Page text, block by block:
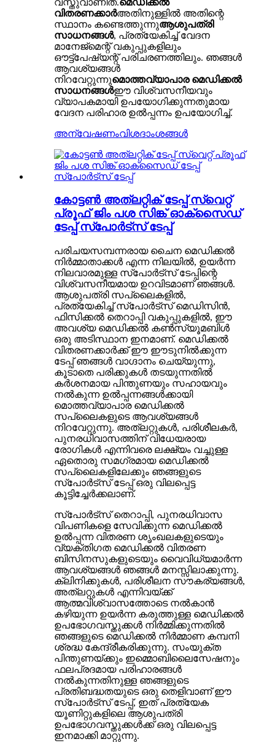
വിതരണക്കാർഅതിനുള്ളിൽ അതിന്റെ
സ്ഥാനം കണ്ടെത്തുന്നുആശുപത്രി
സാധനങ്ങൾ, പ്രത്യേകിച്ച് വേദന
മാനേജ്മെന്റ് വകുപ്പുകളിലും
ഔട്ട്പേഷ്യന്റ് പരിചരണത്തിലും. ഞങ്ങൾ
ആവശ്യങ്ങൾ
നിറവേറ്റുന്നുമൊത്തവ്യാപാര മെഡിക്കൽ
സാധനങ്ങൾഈ വിശ്വസനീയവും
വ്യാപകമായി ഉപയോഗിക്കുന്നതുമായ
വേദന പരിഹാര ഉൽപ്പന്നം ഉപയോഗിച്ച്.
അന്വേഷണംവിശദാംശങ്ങൾ
കോട്ടൺ അത്‌ലറ്റിക് ടേപ്പ് സ്വെറ്റ്
പ്രൂഫ് ജിം പശ സിങ്ക് ഓക്സൈഡ്
ടേപ്പ് സ്പോർട്സ് ടേപ്പ്
പരിചയസമ്പന്നരായ ചൈന മെഡിക്കൽ
നിർമ്മാതാക്കൾ എന്ന നിലയിൽ, ഉയർന്ന
നിലവാരമുള്ള സ്‌പോർട്‌സ് ടേപ്പിന്റെ
വിശ്വസനീയമായ ഉറവിടമാണ് ഞങ്ങൾ.
ആശുപത്രി സപ്ലൈകളിൽ,
പ്രത്യേകിച്ച് സ്‌പോർട്‌സ് മെഡിസിൻ,
ഫിസിക്കൽ തെറാപ്പി വകുപ്പുകളിൽ, ഈ
അവശ്യ മെഡിക്കൽ കൺസ്യൂമബിൾ
ഒരു അടിസ്ഥാന ഇനമാണ്. മെഡിക്കൽ
വിതരണക്കാർക്ക് ഈ ഈടുനിൽക്കുന്ന
ടേപ്പ് ഞങ്ങൾ വാഗ്ദാനം ചെയ്യുന്നു,
കൂടാതെ പരിക്കുകൾ തടയുന്നതിൽ
കർശനമായ പിന്തുണയും സഹായവും
നൽകുന്ന ഉൽപ്പന്നങ്ങൾക്കായി
മൊത്തവ്യാപാര മെഡിക്കൽ
സപ്ലൈകളുടെ ആവശ്യങ്ങൾ
നിറവേറ്റുന്നു. അത്‌ലറ്റുകൾ, പരിശീലകർ,
പുനരധിവാസത്തിന് വിധേയരായ
രോഗികൾ എന്നിവരെ ലക്ഷ്യം വച്ചുള്ള
ഏതൊരു സമഗ്രമായ മെഡിക്കൽ
സപ്ലൈകളിലേക്കും ഞങ്ങളുടെ
സ്‌പോർട്‌സ് ടേപ്പ് ഒരു വിലപ്പെട്ട
കൂട്ടിച്ചേർക്കലാണ്.
സ്പോർട്സ് തെറാപ്പി, പുനരധിവാസ
വിപണികളെ സേവിക്കുന്ന മെഡിക്കൽ
ഉൽപ്പന്ന വിതരണ ശൃംഖലകളുടെയും
വ്യക്തിഗത മെഡിക്കൽ വിതരണ
ബിസിനസുകളുടെയും വൈവിധ്യമാർന്ന
ആവശ്യങ്ങൾ ഞങ്ങൾ മനസ്സിലാക്കുന്നു.
ക്ലിനിക്കുകൾ, പരിശീലന സൗകര്യങ്ങൾ,
അത്ലറ്റുകൾ എന്നിവയ്ക്ക്
ആത്മവിശ്വാസത്തോടെ നൽകാൻ
കഴിയുന്ന ഉയർന്ന കരുത്തുള്ള മെഡിക്കൽ
ഉപഭോഗവസ്തുക്കൾ നിർമ്മിക്കുന്നതിൽ
ഞങ്ങളുടെ മെഡിക്കൽ നിർമ്മാണ കമ്പനി
ശ്രദ്ധ കേന്ദ്രീകരിക്കുന്നു. സംയുക്ത
പിന്തുണയ്ക്കും ഇമ്മൊബിലൈസേഷനും
ഫലപ്രദമായ പരിഹാരങ്ങൾ
നൽകുന്നതിനുള്ള ഞങ്ങളുടെ
പ്രതിബദ്ധതയുടെ ഒരു തെളിവാണ് ഈ
സ്പോർട്സ് ടേപ്പ്, ഇത് പ്രത്യേക
യൂണിറ്റുകളിലെ ആശുപത്രി
ഉപഭോഗവസ്തുക്കൾക്ക് ഒരു വിലപ്പെട്ട
ഇനമാക്കി മാറ്റുന്നു.